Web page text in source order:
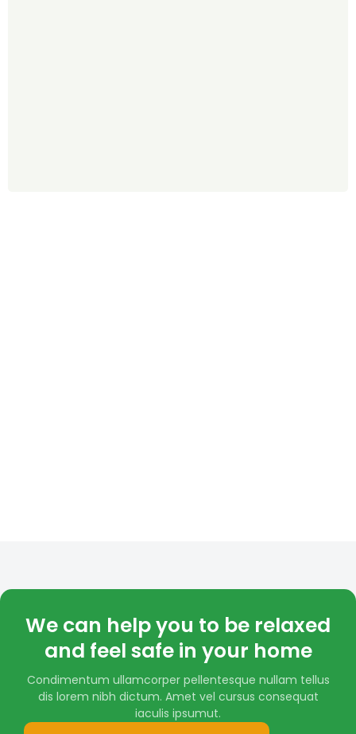
We can help you to be relaxed
and feel safe in your home
Condimentum ullamcorper pellentesque nullam tellus
dis lorem nibh dictum. Amet vel cursus consequat
iaculis ipsumut.